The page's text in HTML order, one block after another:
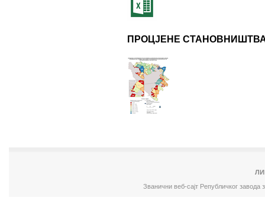
ПРОЦЈЕНЕ
Званични веб-сајт Републичког